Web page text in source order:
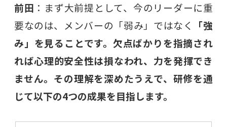
前田 ：まず大前提として、今のリーダーに重
要なのは、メンバーの「弱み」ではなく
「強
み」を見ることです。欠点ばかりを指摘され
れば心理的安全性は損なわれ、力を発揮でき
ません。その理解を深めたうえで、研修を通
じて以下の4つの成果を目指します。